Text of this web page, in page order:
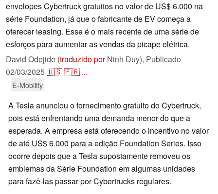
envelopes Cybertruck gratuitos no valor de US$ 6.000 na
série Foundation, já que o fabricante de EV começa a
oferecer leasing. Esse é o mais recente de uma série de
esforços para aumentar as vendas da picape elétrica.
David Odejide (traduzido porNinh Duy), Publicado
02/03/2025🇺🇸🇫🇷 ...
E-Mobility
A Tesla anunciou o fornecimento gratuito do Cybertruck,
pois está enfrentando uma demanda menor do que a
esperada. A empresa está oferecendo o incentivo no valor
de até US$ 6.000 para a edição Foundation Series. Isso
ocorre depois que a Tesla supostamente removeu os
emblemas da Série Foundation em algumas unidades
para fazê-las passar por Cybertrucks regulares.